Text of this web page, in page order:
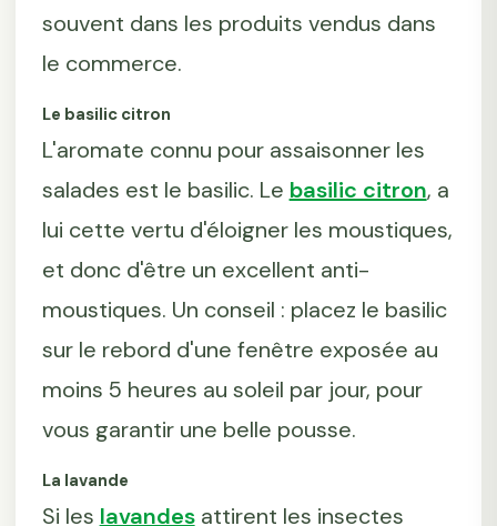
souvent dans les produits vendus dans
le commerce.
Le basilic citron
L'aromate connu pour assaisonner les
salades est le basilic. Le basilic citron, a
lui cette vertu d'éloigner les moustiques,
et donc d'être un excellent anti-
moustiques. Un conseil : placez le basilic
sur le rebord d'une fenêtre exposée au
moins 5 heures au soleil par jour, pour
vous garantir une belle pousse.
La lavande
Si les lavandesattirent les insectes